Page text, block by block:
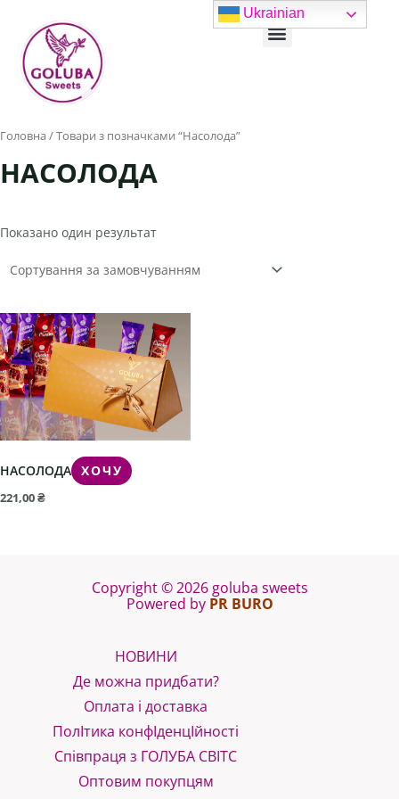
вмісту
Menu
Головна / Товари з позначками “Насолода”
НАСОЛОДА
Показано один результат
НАСОЛОДА ХОЧУ
221,00₴
Copyright © 2026 goluba sweets
Powered by PR BURO
НОВИНИ
Де можна придбати?
Оплата і доставка
ПолІтика конфІденцІйності
Співпраця з ГОЛУБА СВІТС
Оптовим покупцям
Ukrainian